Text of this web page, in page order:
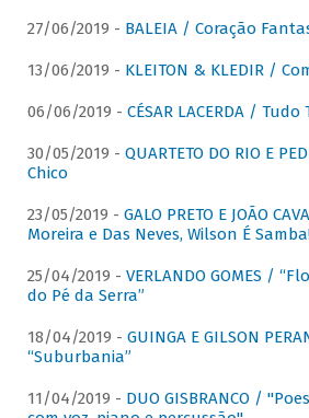
27/06/2019 - BALEIA / Coração
13/06/2019 - KLEITON & KLEDIR /
06/06/2019 - CÉSAR LACERDA /
30/05/2019 - QUARTETO DO RIO E
Chico
23/05/2019 - GALO PRETO E JOÃO
Moreira e Das Neves, Wilson É
25/04/2019 - VERLANDO GOMES /
do Pé da Serra”
18/04/2019 - GUINGA E GILSON
“Suburbania”
11/04/2019 - DUO GISBRANCO /